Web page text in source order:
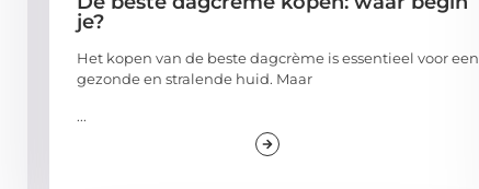
je?
Het kopen van de beste dagcrème is essentieel voor een
gezonde en stralende huid. Maar
...